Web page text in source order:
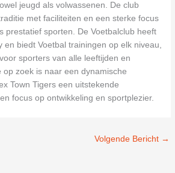
jeugd als volwassenen. De club
met faciliteiten en een sterke focus
prestatief sporten. De Voetbalclub heeft
en biedt Voetbal trainingen op elk niveau,
sporters van alle leeftijden en
op zoek is naar een dynamische
Town Tigers een uitstekende
focus op ontwikkeling en sportplezier.
Volgende Bericht →